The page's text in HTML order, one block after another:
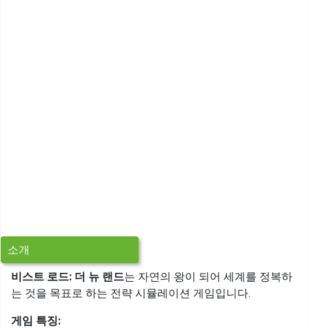
소개
비스트 로드: 더 뉴 랜드는 자연의 왕이 되어 세계를 정복하
는 것을 목표로 하는 전략 시뮬레이션 게임입니다.
게임 특징: